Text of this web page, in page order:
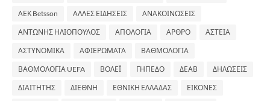
ΑΕΚ Betsson ΑΛΛΕΣ ΕΙΔΗΣΕΙΣ ΑΝΑΚΟΙΝΩΣΕΙΣ
ΑΝΤΩΝΗΣ ΗΛΙΟΠΟΥΛΟΣ ΑΠΟΛΟΓΙΑ ΑΡΘΡΟ ΑΣΤΕΙΑ
ΑΣΤΥΝΟΜΙΚΑ ΑΦΙΕΡΩΜΑΤΑ ΒΑΘΜΟΛΟΓΙΑ
ΒΑΘΜΟΛΟΓΙΑ UEFA ΒΟΛΕΪ ΓΗΠΕΔΟ ΔΕΑΒ ΔΗΛΩΣΕΙΣ
ΔΙΑΙΤΗΤΗΣ ΔΙΕΘΝΗ ΕΘΝΙΚΗ ΕΛΛΑΔΑΣ ΕΙΚΟΝΕΣ